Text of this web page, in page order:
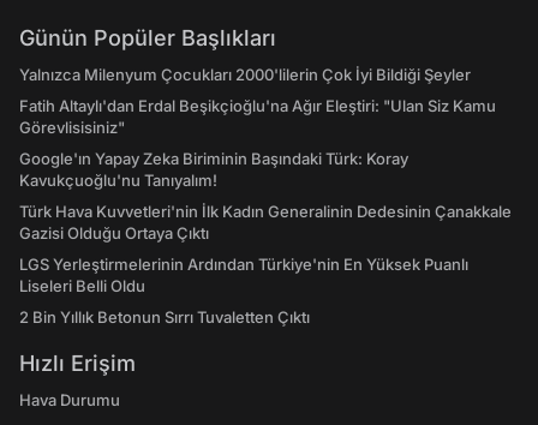
Günün Popüler Başlıkları
Yalnızca Milenyum Çocukları 2000'lilerin Çok İyi Bildiği Şeyler
Fatih Altaylı'dan Erdal Beşikçioğlu'na Ağır Eleştiri: "Ulan Siz Kamu
Görevlisisiniz"
Google'ın Yapay Zeka Biriminin Başındaki Türk: Koray
Kavukçuoğlu'nu Tanıyalım!
Türk Hava Kuvvetleri'nin İlk Kadın Generalinin Dedesinin Çanakkale
Gazisi Olduğu Ortaya Çıktı
LGS Yerleştirmelerinin Ardından Türkiye'nin En Yüksek Puanlı
Liseleri Belli Oldu
2 Bin Yıllık Betonun Sırrı Tuvaletten Çıktı
Hızlı Erişim
Hava Durumu